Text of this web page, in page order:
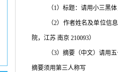
（1）标题：请用小三黑
（2）作者姓名及单位信
院，江苏 南京 210093）
（3）摘要（中文）请用
摘要须用第三人称写